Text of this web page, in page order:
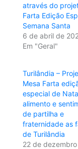
através do
Farta Edição
Semana Santa
6 de abril de
Em "Geral"
Turilândia –
Mesa Farta
especial de
alimento e
de partilha e
fraternidade as
de Turilândia
22 de